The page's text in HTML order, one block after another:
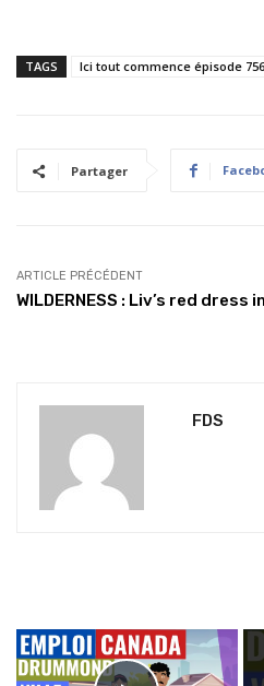
r
…
TAGS Ici tout commence épisode 756
Partager
ARTICLE PRÉCÉDENT
WILDERNESS : Liv’s red dress
FDS